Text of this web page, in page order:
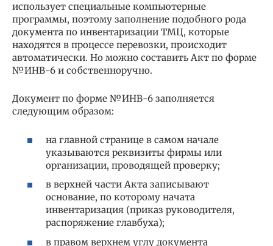
использует специальные компьютерные
программы, поэтому заполнение подобного рода
документа по инвентаризации ТМЦ, которые
находятся в процессе перевозки, происходит
автоматически. Но можно составить Акт по форме
№ИНВ-6 и собственноручно.
Документ по форме №ИНВ-6 заполняется
следующим образом:
на главной странице в самом начале
указываются реквизиты фирмы или
организации, проводящей проверку;
в верхней части Акта записывают
основание, по которому начата
инвентаризация (приказ руководителя,
распоряжение главбуха);
в правом верхнем углу документа